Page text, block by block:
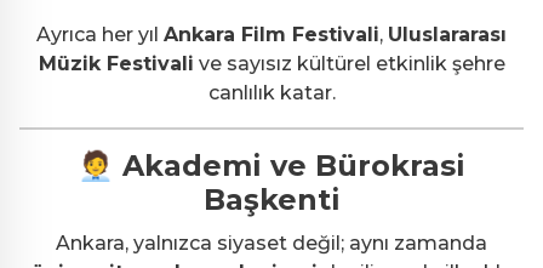
Ayrıca her yıl Ankara Film Festivali, Uluslararası
Müzik Festivali ve sayısız kültürel etkinlik şehre
canlılık katar.
🧑‍💼 Akademi ve Bürokrasi
Başkenti
Ankara, yalnızca siyaset değil; aynı zamanda